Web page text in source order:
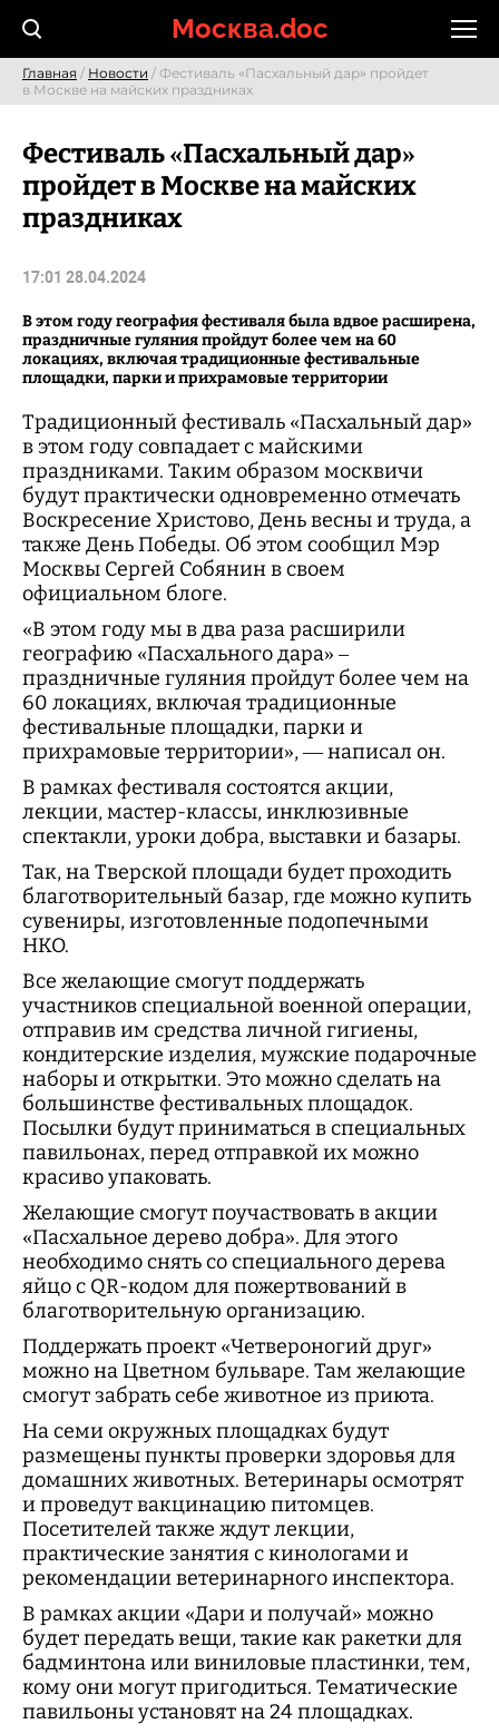
Москва.doc
Главная / Новости / Фестиваль «Пасхальный дар» пройдет
в Москве на майских праздниках
Фестиваль «Пасхальный дар»
пройдет в Москве на майских
праздниках
17:01 28.04.2024
В этом году география фестиваля была вдвое расширена,
праздничные гуляния пройдут более чем на 60
локациях, включая традиционные фестивальные
площадки, парки и прихрамовые территории
Традиционный фестиваль «Пасхальный дар»
в этом году совпадает с майскими
праздниками. Таким образом москвичи
будут практически одновременно отмечать
Воскресение Христово, День весны и труда, а
также День Победы. Об этом сообщил Мэр
Москвы Сергей Собянин в своем
официальном блоге.
«В этом году мы в два раза расширили
географию «Пасхального дара» –
праздничные гуляния пройдут более чем на
60 локациях, включая традиционные
фестивальные площадки, парки и
прихрамовые территории», — написал он.
В рамках фестиваля состоятся акции,
лекции, мастер-классы, инклюзивные
спектакли, уроки добра, выставки и базары.
Так, на Тверской площади будет проходить
благотворительный базар, где можно купить
сувениры, изготовленные подопечными
НКО.
Все желающие смогут поддержать
участников специальной военной операции,
отправив им средства личной гигиены,
кондитерские изделия, мужские подарочные
наборы и открытки. Это можно сделать на
большинстве фестивальных площадок.
Посылки будут приниматься в специальных
павильонах, перед отправкой их можно
красиво упаковать.
Желающие смогут поучаствовать в акции
«Пасхальное дерево добра». Для этого
необходимо снять со специального дерева
яйцо с QR-кодом для пожертвований в
благотворительную организацию.
Поддержать проект «Четвероногий друг»
можно на Цветном бульваре. Там желающие
смогут забрать себе животное из приюта.
На семи окружных площадках будут
размещены пункты проверки здоровья для
домашних животных. Ветеринары осмотрят
и проведут вакцинацию питомцев.
Посетителей также ждут лекции,
практические занятия с кинологами и
рекомендации ветеринарного инспектора.
В рамках акции «Дари и получай» можно
будет передать вещи, такие как ракетки для
бадминтона или виниловые пластинки, тем,
кому они могут пригодиться. Тематические
павильоны установят на 24 площадках.